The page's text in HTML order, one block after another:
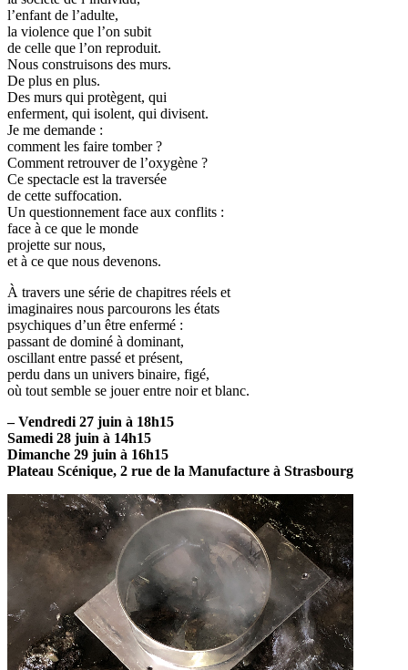
l’enfant de l’adulte,
la violence que l’on subit
de celle que l’on reproduit.
Nous construisons des murs.
De plus en plus.
Des murs qui protègent, qui
enferment, qui isolent, qui divisent.
Je me demande :
comment les faire tomber ?
Comment retrouver de l’oxygène ?
Ce spectacle est la traversée
de cette suffocation.
Un questionnement face aux conflits :
face à ce que le monde
projette sur nous,
et à ce que nous devenons.
À travers une série de chapitres réels et
imaginaires nous parcourons les états
psychiques d’un être enfermé :
passant de dominé à dominant,
oscillant entre passé et présent,
perdu dans un univers binaire, figé,
où tout semble se jouer entre noir et blanc.
– Vendredi 27 juin à 18h15
Samedi 28 juin à 14h15
Dimanche 29 juin à 16h15
Plateau Scénique, 2 rue de la Manufacture à Strasbourg